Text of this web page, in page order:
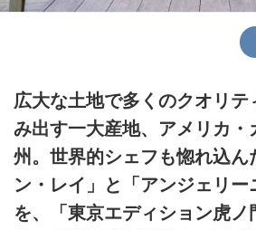
広大な土地で多くのクオリテ
み出す一大産地、アメリカ・
州。世界的シェフも惚れ込ん
ン・レイ」と「アンジェリー
を、「東京エディション虎ノ